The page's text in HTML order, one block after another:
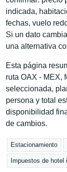
indicada,
fechas, vuelo
Si un dato
una alternativa
Esta página
ruta OAX - MEX,
seleccionada,
persona y total
disponibilidad
de cambios.
Estacionamiento
Impuestos de